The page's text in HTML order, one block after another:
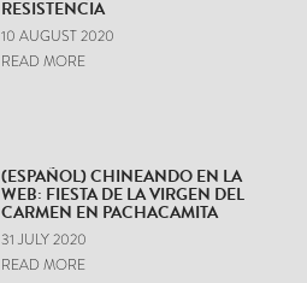
RESISTENCIA
10 AUGUST 2020
READ MORE
(ESPAÑOL) CHINEANDO EN LA
WEB: FIESTA DE LA VIRGEN DEL
CARMEN EN PACHACAMITA
31 JULY 2020
READ MORE